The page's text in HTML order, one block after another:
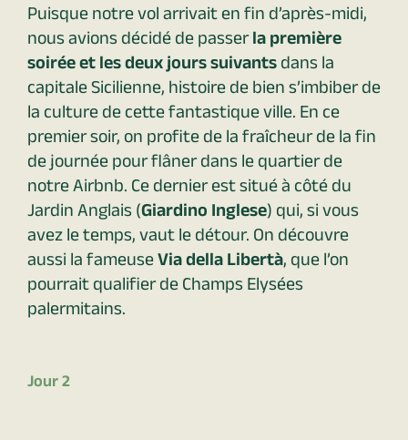
Puisque notre vol arrivait en fin d’après-midi,
nous avions décidé de passerla première
soirée et les deux jours suivantsdans la
capitale Sicilienne, histoire de bien s’imbiber de
la culture de cette fantastique ville. En ce
premier soir, on profite de la fraîcheur de la fin
de journée pour flâner dans le quartier de
notre Airbnb. Ce dernier est situé à côté du
Jardin Anglais (Giardino Inglese) qui, si vous
avez le temps, vaut le détour. On découvre
aussi la fameuseVia della Libertà, que l’on
pourrait qualifier de Champs Elysées
palermitains.
Jour 2